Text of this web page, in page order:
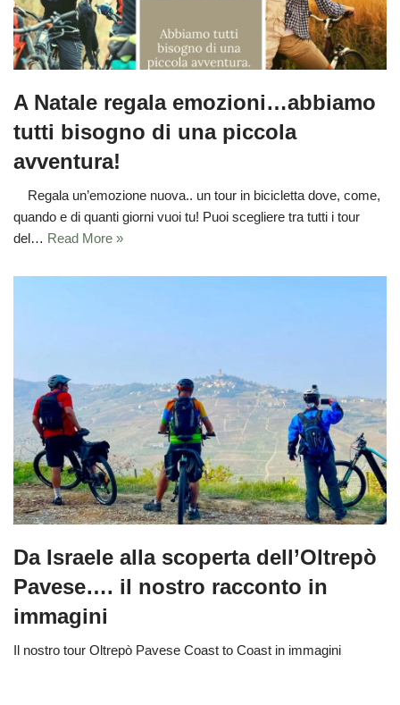
A Natale regala emozioni…abbiamo
tutti bisogno di una piccola
avventura!
Regala un’emozione nuova.. un tour in bicicletta dove, come,
quando e di quanti giorni vuoi tu! Puoi scegliere tra tutti i tour
del… Read More »
Da Israele alla scoperta dell’Oltrepò
Pavese…. il nostro racconto in
immagini
Il nostro tour Oltrepò Pavese Coast to Coast in immagini